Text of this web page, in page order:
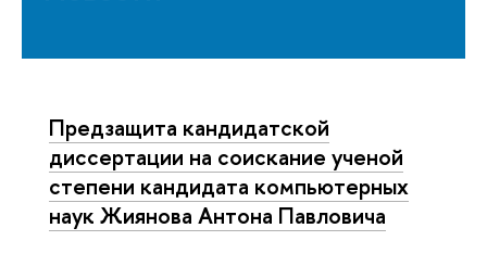
Предзащита кандидатской
диссертации на соискание ученой
степени кандидата компьютерных
наук Жиянова Антона Павловича